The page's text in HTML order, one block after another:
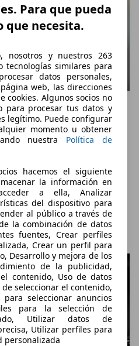
Para que pueda
que necesita.
nosotros y nuestros 263
tecnologías similares para
datos personales,
web, las direcciones
cookies. Algunos socios no
para procesar tus datos y
legítimo. Puede configurar
momento u obtener
nuestra Política de
hacemos el siguiente
la información en
a ella, Analizar
del dispositivo para
al público a través de
la combinación de datos
fuentes, Crear perfiles
Crear un perfil para
Desarrollo y mejora de los
de la publicidad,
contenido, Uso de datos
seleccionar el contenido,
seleccionar anuncios
para la selección de
Utilizar datos de
Utilizar perfiles para
personalizada
materiales, como
ysuperficies de
nuevos tapizadosy un
y de combustión ofrecen
1.850 litros, mientras que
esa cifra hasta los
de la batería.
del BMW iX5